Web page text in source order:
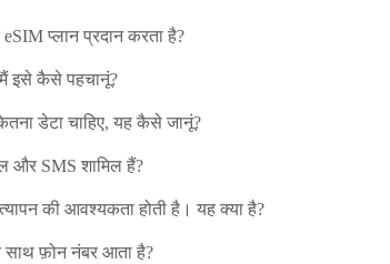
प्लान प्रदान करता है?
इसे कैसे पहचानूं?
डेटा चाहिए, यह कैसे जानूं?
और SMS शामिल हैं?
की आवश्यकता होती है। यह क्या है?
साथ फ़ोन नंबर आता है?